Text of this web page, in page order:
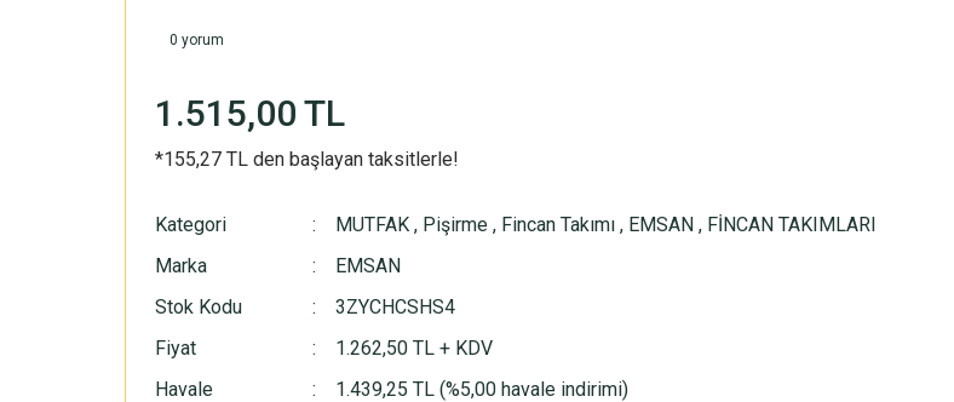
0 yorum
1.515,00 TL
*155,27 TL den başlayan taksitlerle!
Kategori MUTFAK , Pişirme , Fincan Takımı , EMSAN , FİNCAN TAKIMLARI
Marka
EMSAN
Stok Kodu
3ZYCHCSHS4
Fiyat
1.262,50 TL + KDV
Havale
1.439,25 TL (%5,00 havale indirimi)